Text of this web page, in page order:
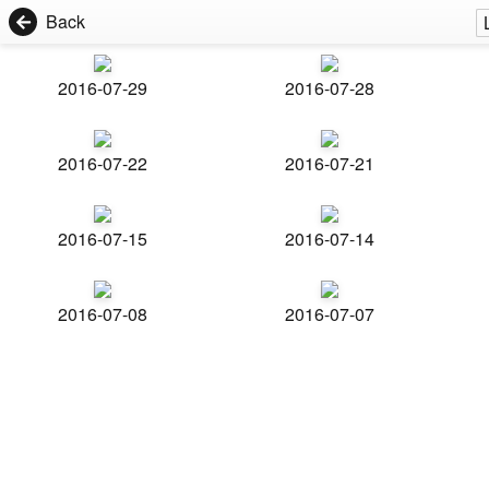
Back
2016-07-29 2016-07-28
2016-07-22 2016-07-21
2016-07-15 2016-07-14
2016-07-08 2016-07-07